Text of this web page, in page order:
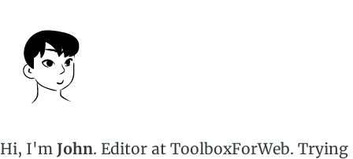
Hi, I'm John. Editor at ToolboxForWeb. Trying